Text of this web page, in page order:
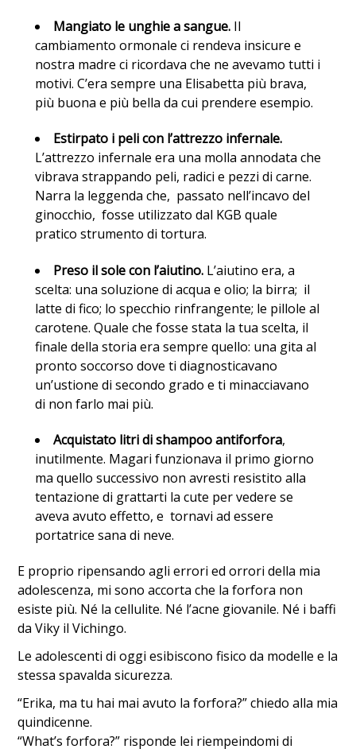
Mangiato le unghie a sangue.Il
cambiamento ormonale ci rendeva insicure e
nostra madre ci ricordava che ne avevamo tutti i
motivi. C’era sempre una Elisabetta più brava,
più buona e più bella da cui prendere esempio.
Estirpato i peli con l’attrezzo infernale.
L’attrezzo infernale era una molla annodata che
vibrava strappando peli, radici e pezzi di carne.
Narra la leggenda che, passato nell’incavo del
ginocchio, fosse utilizzato dal KGB quale
pratico strumento di tortura.
Preso il sole con l’aiutino.L’aiutino era, a
scelta: una soluzione di acqua e olio; la birra; il
latte di fico; lo specchio rinfrangente; le pillole al
carotene. Quale che fosse stata la tua scelta, il
finale della storia era sempre quello: una gita al
pronto soccorso dove ti diagnosticavano
un’ustione di secondo grado e ti minacciavano
di non farlo mai più.
Acquistato litri di shampoo antiforfora,
inutilmente. Magari funzionava il primo giorno
ma quello successivo non avresti resistito alla
tentazione di grattarti la cute per vedere se
aveva avuto effetto, e tornavi ad essere
portatrice sana di neve.
E proprio ripensando agli errori ed orrori della mia
adolescenza, mi sono accorta che la forfora non
esiste più. Né la cellulite. Né l’acne giovanile. Né i baffi
da Viky il Vichingo.
Le adolescenti di oggi esibiscono fisico da modelle e la
stessa spavalda sicurezza.
“Erika, ma tu hai mai avuto la forfora?” chiedo alla mia
quindicenne.
“What’s forfora?” risponde lei riempeindomi di